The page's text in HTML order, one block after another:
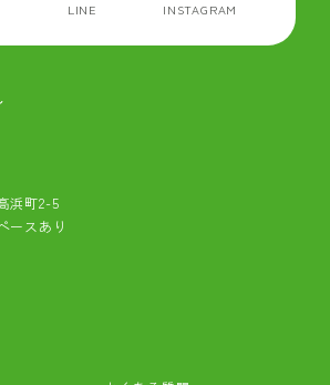
LINE INSTAGRAM
浜町2-5
ースあり